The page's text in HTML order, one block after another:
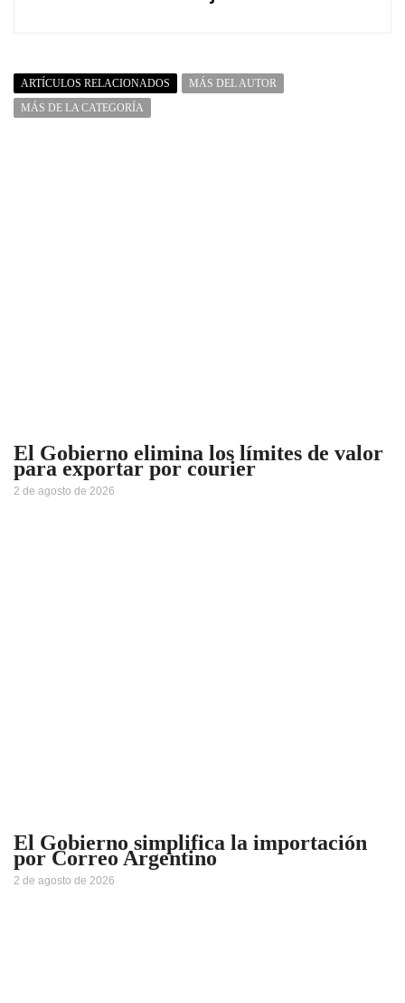
ARTÍCULOS RELACIONADOS
MÁS DEL AUTOR
MÁS DE LA CATEGORÍA
El Gobierno elimina los límites de valor
para exportar por courier
2 de agosto de 2026
El Gobierno simplifica la importación
por Correo Argentino
2 de agosto de 2026